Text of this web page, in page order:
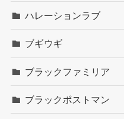
ハレーションラブ
ブギウギ
ブラックファミリア
ブラックポストマン